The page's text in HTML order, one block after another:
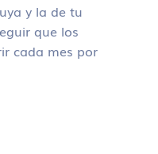
y la de tu
que los
cada mes por